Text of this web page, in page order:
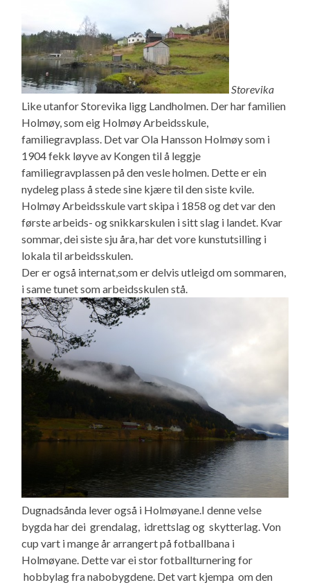
Storevika
Like utanfor Storevika ligg Landholmen. Der har familien
Holmøy, som eig Holmøy Arbeidsskule,
familiegravplass. Det var Ola Hansson Holmøy som i
1904 fekk løyve av Kongen til å leggje
familiegravplassen på den vesle holmen. Dette er ein
nydeleg plass å stede sine kjære til den siste kvile.
Holmøy Arbeidsskule vart skipa i 1858 og det var den
første arbeids- og snikkarskulen i sitt slag i landet. Kvar
sommar, dei siste sju åra, har det vore kunstutsilling i
lokala til arbeidsskulen.
Der er også internat,som er delvis utleigd om sommaren,
i same tunet som arbeidsskulen stå.
Dugnadsånda lever også i Holmøyane.I denne velse
bygda har dei grendalag, idrettslag og skytterlag. Von
cup vart i mange år arrangert på fotballbana i
Holmøyane. Dette var ei stor fotballturnering for
hobbylag fra nabobygdene. Det vart kjempa om den